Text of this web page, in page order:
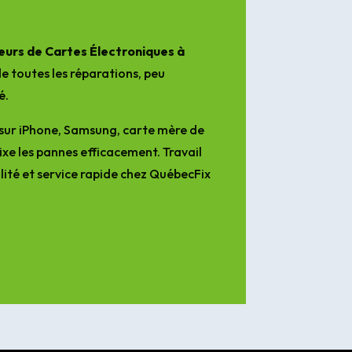
de Cartes Électroniques à
toutes les réparations, peu
iPhone, Samsung, carte mère de
les pannes efficacement. Travail
et service rapide chez QuébecFix